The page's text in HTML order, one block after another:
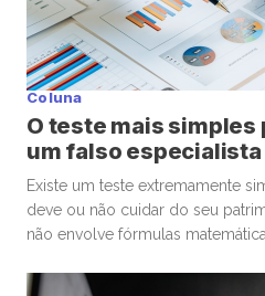
Coluna
O teste mais
um falso
Existe um teste extremamente
deve ou não cuidar do seu
não envolve fórmulas
mais básica: “Se eu precisasse